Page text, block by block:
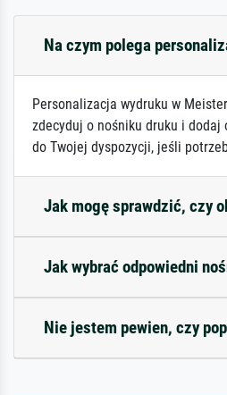
Na czym polega
Personalizacja wydruku w
zdecyduj o nośniku druku i
do Twojej dyspozycji, jeśli
Jak mogę sprawdzić, czy
Jak wybrać odpowiedni
Nie jestem pewien, czy